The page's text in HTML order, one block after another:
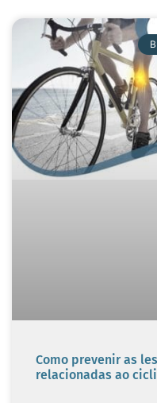
Como prevenir as
relacionadas ao